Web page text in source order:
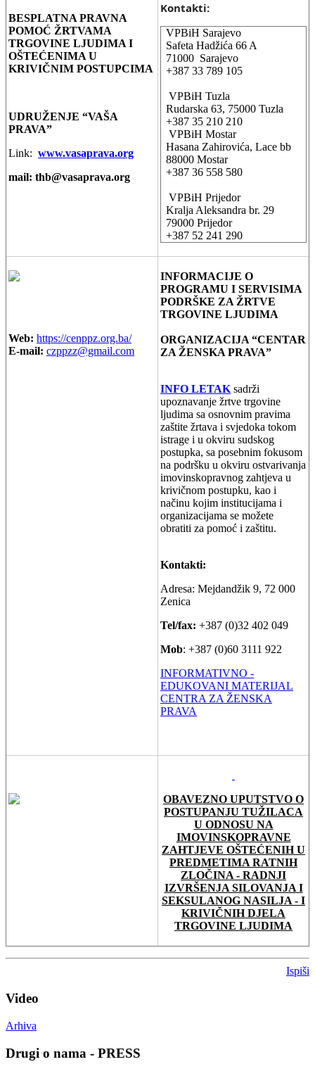
BESPLATNA PRAVNA
POMOĆ ŽRTVAMA
TRGOVINE LJUDIMA I
OŠTEĆENIMA U
KRIVIČNIM POSTUPCIMA
UDRUŽENJE “VAŠA
PRAVA”
Link: www.vasaprava.org
mail: thb@vasaprava.org
Kontakti:
VPBiH Sarajevo
Safeta Hadžića 66 A
71000 Sarajevo
+387 33 789 105
VPBiH Tuzla
Rudarska 63, 75000 Tuzla
+387 35 210 210
VPBiH Mostar
Hasana Zahirovića, Lace bb
88000 Mostar
+387 36 558 580
VPBiH Prijedor
Kralja Aleksandra br. 29
79000 Prijedor
+387 52 241 290
Web: https://cenppz.org.ba/
E-mail: czppzz@gmail.com
INFORMACIJE O
PROGRAMU I SERVISIMA
PODRŠKE ZA ŽRTVE
TRGOVINE LJUDIMA
ORGANIZACIJA “CENTAR
ZA ŽENSKA PRAVA”
INFO LETAK sadrži
upoznavanje žrtve trgovine
ljudima sa osnovnim pravima
zaštite žrtava i svjedoka tokom
istrage i u okviru sudskog
postupka, sa posebnim fokusom
na podršku u okviru ostvarivanja
imovinskopravnog zahtjeva u
krivičnom postupku, kao i
načinu kojim institucijama i
organizacijama se možete
obratiti za pomoć i zaštitu.
Kontakti:
Adresa: Mejdandžik 9, 72 000
Zenica
Tel/fax: +387 (0)32 402 049
Mob: +387 (0)60 3111 922
INFORMATIVNO -
EDUKOVANI MATERIJAL
CENTRA ZA ŽENSKA
PRAVA
OBAVEZNO UPUTSTVO O
POSTUPANJU TUŽILACA
U ODNOSU NA
IMOVINSKOPRAVNE
ZAHTJEVE OŠTEĆENIH U
PREDMETIMA RATNIH
ZLOČINA - RADNJI
IZVRŠENJA SILOVANJA I
SEKSULANOG NASILJA - I
KRIVIČNIH DJELA
TRGOVINE LJUDIMA
Ispiši
Video
Arhiva
Drugi o nama - PRESS